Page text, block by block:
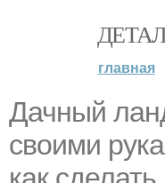
главная
Дачный
своими